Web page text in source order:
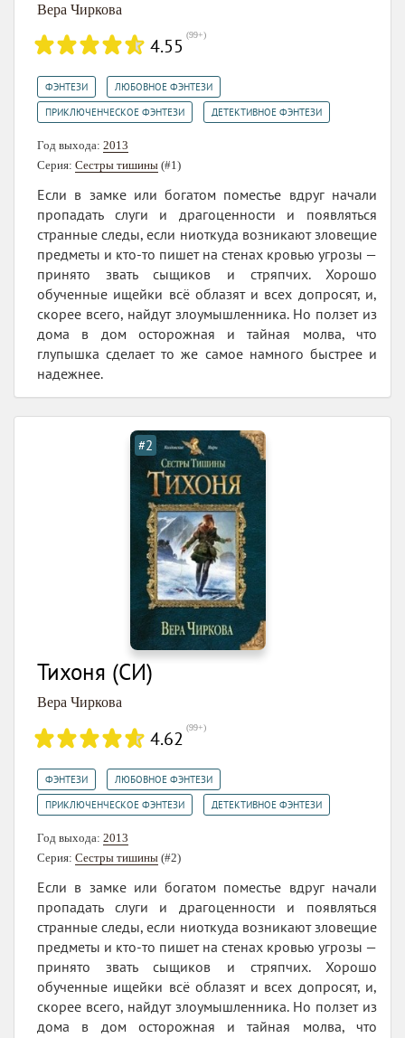
Вера Чиркова
4.55 (99+)
ФЭНТЕЗИ ЛЮБОВНОЕ ФЭНТЕЗИ
ПРИКЛЮЧЕНЧЕСКОЕ ФЭНТЕЗИ ДЕТЕКТИВНОЕ ФЭНТЕЗИ
Год выхода: 2013
Серия: Сестры тишины (#1)
Если в замке или богатом поместье вдруг начали
пропадать слуги и драгоценности и появляться
странные следы, если ниоткуда возникают зловещие
предметы и кто-то пишет на стенах кровью угрозы —
принято звать сыщиков и стряпчих. Хорошо
обученные ищейки всё облазят и всех допросят, и,
скорее всего, найдут злоумышленника. Но ползет из
дома в дом осторожная и тайная молва, что
глупышка сделает то же самое намного быстрее и
надежнее.
#2
Тихоня (СИ)
Вера Чиркова
4.62 (99+)
ФЭНТЕЗИ ЛЮБОВНОЕ ФЭНТЕЗИ
ПРИКЛЮЧЕНЧЕСКОЕ ФЭНТЕЗИ ДЕТЕКТИВНОЕ ФЭНТЕЗИ
Год выхода: 2013
Серия: Сестры тишины (#2)
Если в замке или богатом поместье вдруг начали
пропадать слуги и драгоценности и появляться
странные следы, если ниоткуда возникают зловещие
предметы и кто-то пишет на стенах кровью угрозы —
принято звать сыщиков и стряпчих. Хорошо
обученные ищейки всё облазят и всех допросят, и,
скорее всего, найдут злоумышленника. Но ползет из
дома в дом осторожная и тайная молва, что